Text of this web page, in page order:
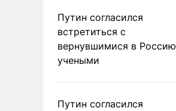
Путин согласился
встретиться с
вернувшимися в Россию
учеными
Путин согласился